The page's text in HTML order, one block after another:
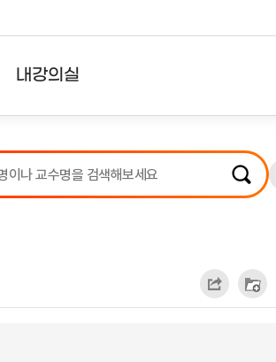
내강의실
강의리스트
수강확인증강의